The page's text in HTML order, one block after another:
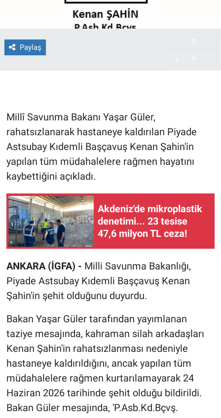
Paylaş
Millî Savunma Bakanı Yaşar Güler,
rahatsızlanarak hastaneye kaldırılan Piyade
Astsubay Kıdemli Başçavuş Kenan Şahin'in
yapılan tüm müdahalelere rağmen hayatını
kaybettiğini açıkladı.
Akdeniz'de mikroplastik
denetimi... 23 tesise
47,6 milyon TL ceza!
ANKARA (İGFA) - Milli Savunma Bakanlığı,
Piyade Astsubay Kıdemli Başçavuş Kenan
Şahin'in şehit olduğunu duyurdu.
Bakan Yaşar Güler tarafından yayımlanan
taziye mesajında, kahraman silah arkadaşları
Kenan Şahin'in rahatsızlanması nedeniyle
hastaneye kaldırıldığını, ancak yapılan tüm
müdahalelere rağmen kurtarılamayarak 24
Haziran 2026 tarihinde şehit olduğu bildirildi.
Bakan Güler mesajında, 'P.Asb.Kd.Bçvş.